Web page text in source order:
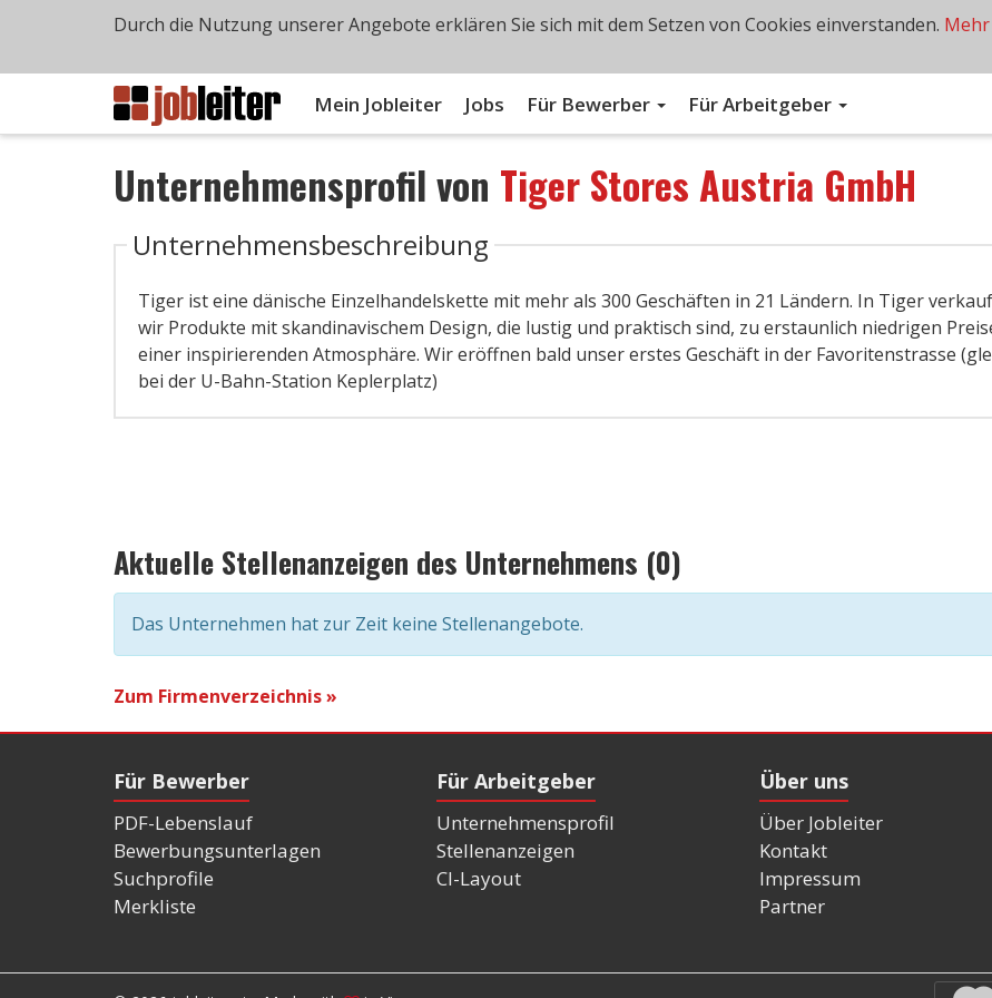
Mein Jobleiter Jobs Für Bewerber Für Arbeitgeber
Unternehmensprofil von Tiger Stores Austria GmbH
Unternehmensbeschreibung
Tiger ist eine dänische Einzelhandelskette mit mehr als 300 Geschäften in 21 Ländern. In Tiger
wir Produkte mit skandinavischem Design, die lustig und praktisch sind, zu erstaunlich niedrigen
einer inspirierenden Atmosphäre. Wir eröffnen bald unser erstes Geschäft in der Favoritenstrasse
bei der U-Bahn-Station Keplerplatz)
Aktuelle Stellenanzeigen des Unternehmens (0)
Das Unternehmen hat zur Zeit keine Stellenangebote.
Zum Firmenverzeichnis »
Für Bewerber
PDF-Lebenslauf
Bewerbungsunterlagen
Suchprofile
Merkliste
Für Arbeitgeber
Unternehmensprofil
Stellenanzeigen
CI-Layout
Über uns
Über Jobleiter
Kontakt
Impressum
Partner
Durch die Nutzung unserer Angebote erklären Sie sich mit dem Setzen von Cookies einverstanden.